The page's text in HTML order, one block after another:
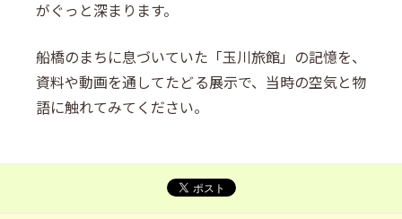
がぐっと深まります。
船橋のまちに息づいていた「玉川旅館」の記憶を、
資料や動画を通してたどる展示で、当時の空気と物
語に触れてみてください。